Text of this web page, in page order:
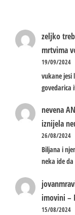
zeljko
mrtvima
19/09/2024
vukane jesi
govedarica
nevena
iznijela
26/08/2024
Biljana i
neka ide
imovini –
15/08/2024